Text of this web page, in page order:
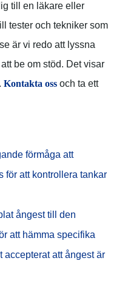
till en läkare eller
tester och tekniker som
är vi redo att lyssna
be om stöd. Det visar
Kontakta oss och ta ett
förmåga att
för att kontrollera tankar
ångest till den
att hämma specifika
accepterat att ångest är